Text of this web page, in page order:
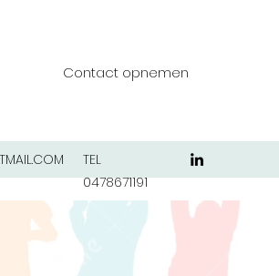
Contact opnemen
TEL
0478671191